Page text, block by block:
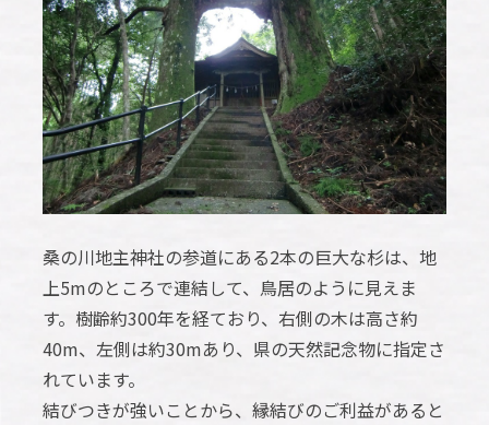
桑の川地主神社の参道にある2本の巨大な杉は、地
上5mのところで連結して、鳥居のように見えま
す。樹齢約300年を経ており、右側の木は高さ約
40m、左側は約30mあり、県の天然記念物に指定さ
れています。
結びつきが強いことから、縁結びのご利益があると